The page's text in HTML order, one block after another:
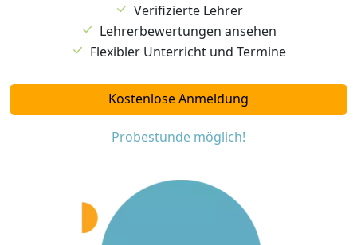
Verifizierte Lehrer
Lehrerbewertungen ansehen
Flexibler Unterricht und Termine
Kostenlose Anmeldung
Probestunde möglich!